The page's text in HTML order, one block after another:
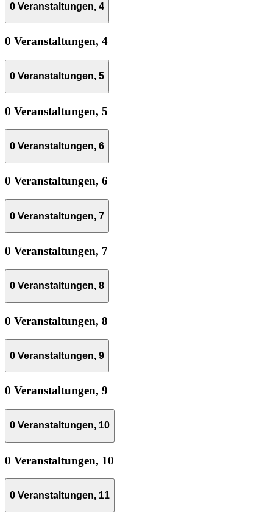
0 Veranstaltungen, 4
0 Veranstaltungen, 4
0 Veranstaltungen, 5
0 Veranstaltungen, 5
0 Veranstaltungen, 6
0 Veranstaltungen, 6
0 Veranstaltungen, 7
0 Veranstaltungen, 7
0 Veranstaltungen, 8
0 Veranstaltungen, 8
0 Veranstaltungen, 9
0 Veranstaltungen, 9
0 Veranstaltungen, 10
0 Veranstaltungen, 10
0 Veranstaltungen, 11